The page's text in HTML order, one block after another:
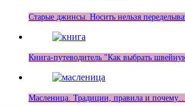
Старые джинсы. Носить нельзя
Книга-путеводитель "Как выбрать
Масленица. Традиции, правила и почему…